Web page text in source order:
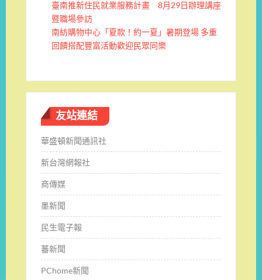
臺南推新住民就業服務計畫 8月29日辦理講座
暨職場參訪
南紡購物中心「夏款！約一夏」暑期登場 多重
回饋搭配豐富活動歡迎民眾同樂
友站連結
華盛頓新聞通訊社
新台灣網報社
商傳媒
墨新聞
民生電子報
蕃新聞
PChome新聞